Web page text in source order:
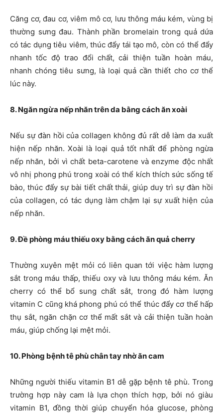
Căng cơ, đau cơ, viêm mô cơ, lưu thông máu kém, vùng bị
thường sưng đau. Thành phần bromelain trong quả dứa
có tác dụng tiêu viêm, thúc đẩy tái tạo mô, còn có thể đẩy
nhanh tốc độ trao đổi chất, cải thiện tuần hoàn máu,
nhanh chóng tiêu sưng, là loại quả cần thiết cho cơ thể
lúc này.
8. Ngăn ngừa nếp nhăn trên da bằng cách ăn xoài
Nếu sự đàn hồi của collagen không đủ rất dễ làm da xuất
hiện nếp nhăn. Xoài là loại quả tốt nhất để phòng ngừa
nếp nhăn, bởi vì chất beta-carotene và enzyme độc nhất
vô nhị phong phú trong xoài có thể kích thích sức sống tế
bào, thúc đẩy sự bài tiết chất thải, giúp duy trì sự đàn hồi
của collagen, có tác dụng làm chậm lại sự xuất hiện của
nếp nhăn.
9. Đề phòng máu thiếu oxy bằng cách ăn quả cherry
Thường xuyên mệt mỏi có liên quan tới việc hàm lượng
sắt trong máu thấp, thiếu oxy và lưu thông máu kém. Ăn
cherry có thể bổ sung chất sắt, trong đó hàm lượng
vitamin C cũng khá phong phú có thể thúc đẩy cơ thể hấp
thụ sắt, ngăn chặn cơ thể mất sắt và cải thiện tuần hoàn
máu, giúp chống lại mệt mỏi.
10. Phòng bệnh tê phù chân tay nhờ ăn cam
Những người thiếu vitamin B1 dễ gặp bệnh tê phù. Trong
trường hợp này cam là lựa chọn thích hợp, bởi nó giàu
vitamin B1, đồng thời giúp chuyển hóa glucose, phòng